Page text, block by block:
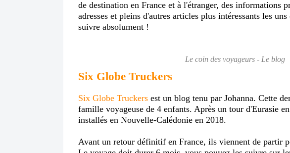
de destination en France et à l'étranger, des informations
adresses et pleins d'autres articles plus intéressants les
suivre absolument !
Le coin des voyageurs - Le blog
Six Globe Truckers
Six Globe Truckers est un blog tenu par Johanna. Cette
famille voyageuse de 4 enfants. Après un tour d'Eurasie
installés en Nouvelle-Calédonie en 2018.
Avant un retour définitif en France, ils viennent de partir